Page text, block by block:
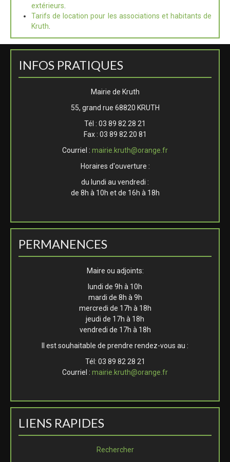
extérieurs
Tarifs de location pour les associations et habitants de
Kruth
INFOS PRATIQUES
Mairie de Kruth
55, grand rue 68820 KRUTH
Tél : 03 89 82 28 21
Fax : 03 89 82 20 81
Courriel : mairie.kruth@orange.fr
Horaires d'ouverture :
du lundi au vendredi :
de 8h à 10h et de 16h à 18h
PERMANENCES
Maire ou adjoints:
lundi de 9h à 10h
mardi de 8h à 9h
mercredi de 17h à 18h
jeudi de 17h à 18h
vendredi de 17h à 18h
Il est souhaitable de prendre rendez-vous au :
Tél: 03 89 82 28 21
Courriel : mairie.kruth@orange.fr
LIENS RAPIDES
Rechercher